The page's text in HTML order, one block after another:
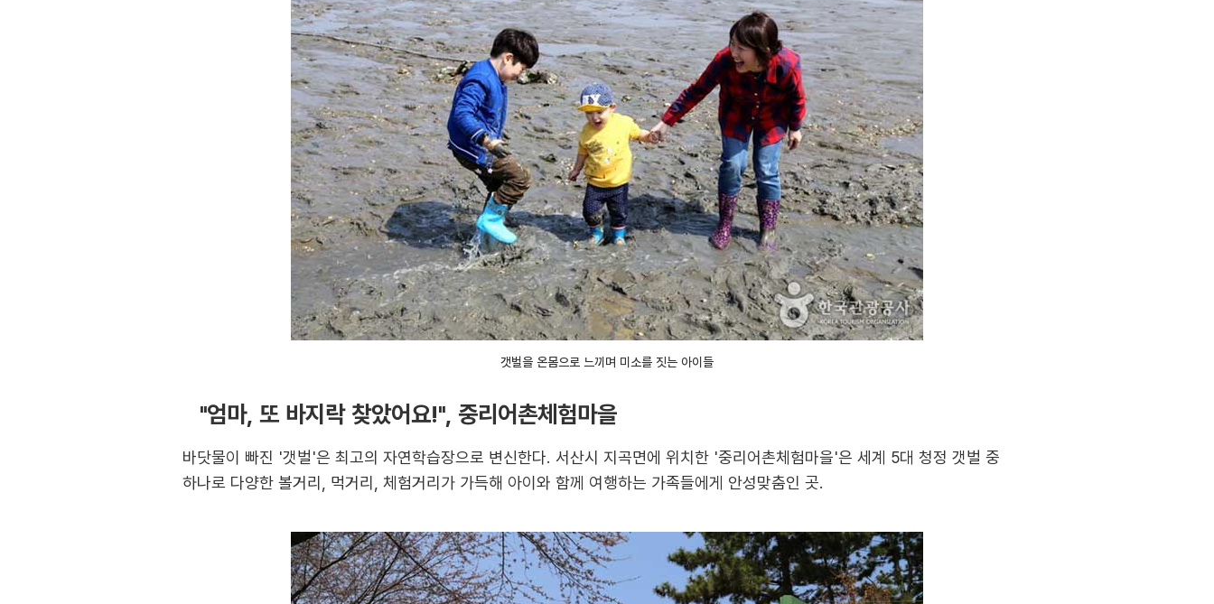
갯벌을 온몸으로 느끼며 미소를 짓는 아이들
"엄마, 또 바지락 찾았어요!", 중리어촌체험마을
바닷물이 빠진 '갯벌'은 최고의 자연학습장으로 변신한다. 서산시 지곡면에 위치한 '중리어촌체험마을'은 세계 5대 청정 갯벌 중
하나로 다양한 볼거리, 먹거리, 체험거리가 가득해 아이와 함께 여행하는 가족들에게 안성맞춤인 곳.